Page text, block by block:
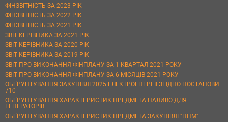
ФІНЗВІТНІСТЬ ЗА 2023 РІК
ФІНЗВІТНІСТЬ ЗА 2022 РІК
ФІНЗВІТНІСТЬ ЗА 2021 РІК
ЗВІТ КЕРІВНИКА ЗА 2021 РІК
ЗВІТ КЕРІВНИКА ЗА 2020 РІК
ЗВІТ КЕРІВНИКА ЗА 2019 РІК
ЗВІТ ПРО ВИКОНАННЯ ФІНПЛАНУ ЗА 1 КВАРТАЛ 2021 РОКУ
ЗВІТ ПРО ВИКОНАННЯ ФІНПЛАНУ ЗА 6 МІСЯЦІВ 2021 РОКУ
ОБҐРУНТУВАННЯ ЗАКУПІВЛІ 2025 ЕЛЕКТРОЕНЕРГІЇ ЗГІДНО ПОСТАНОВИ
710
ОБҐРУНТУВАННЯ ХАРАКТЕРИСТИК ПРЕДМЕТА ПАЛИВО ДЛЯ
ГЕНЕРАТОРІВ
ОБҐРУНТУВАННЯ ХАРАКТЕРИСТИК ПРЕДМЕТА ЗАКУПІВЛІ "ППМ"